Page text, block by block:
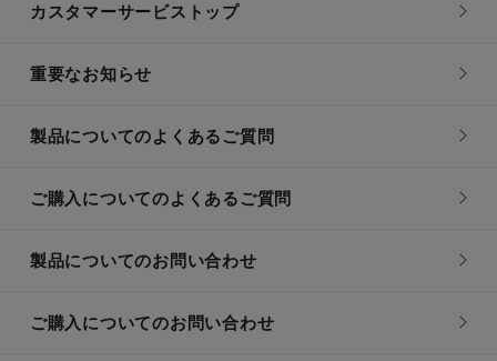
カスタマーサービストップ
重要なお知らせ
製品についてのよくあるご質問
ご購入についてのよくあるご質問
製品についてのお問い合わせ
ご購入についてのお問い合わせ